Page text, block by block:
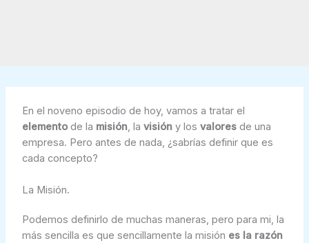
En el noveno episodio de hoy, vamos a tratar el
elementode la misión, la visióny los valoresde una
empresa. Pero antes de nada, ¿sabrías definir que es
cada concepto?
La Misión.
Podemos definirlo de muchas maneras, pero para mi, la
más sencilla es que sencillamente la misión es la razón